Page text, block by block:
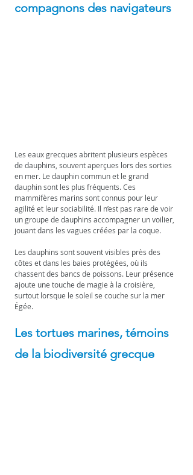
compagnons des navigateurs
Les eaux grecques abritent plusieurs espèces
de dauphins, souvent aperçues lors des sorties
en mer. Le dauphin commun et le grand
dauphin sont les plus fréquents. Ces
mammifères marins sont connus pour leur
agilité et leur sociabilité. Il n’est pas rare de voir
un groupe de dauphins accompagner un voilier,
jouant dans les vagues créées par la coque.
Les dauphins sont souvent visibles près des
côtes et dans les baies protégées, où ils
chassent des bancs de poissons. Leur présence
ajoute une touche de magie à la croisière,
surtout lorsque le soleil se couche sur la mer
Égée.
Les tortues marines, témoins
de la biodiversité grecque